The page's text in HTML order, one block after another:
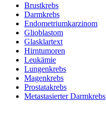
Brustkrebs
Darmkrebs
Endometriumkarzinom
Glioblastom
Glasklartext
Hirntumoren
Leukämie
Lungenkrebs
Magenkrebs
Prostatakrebs
Metastasierter Darmkrebs